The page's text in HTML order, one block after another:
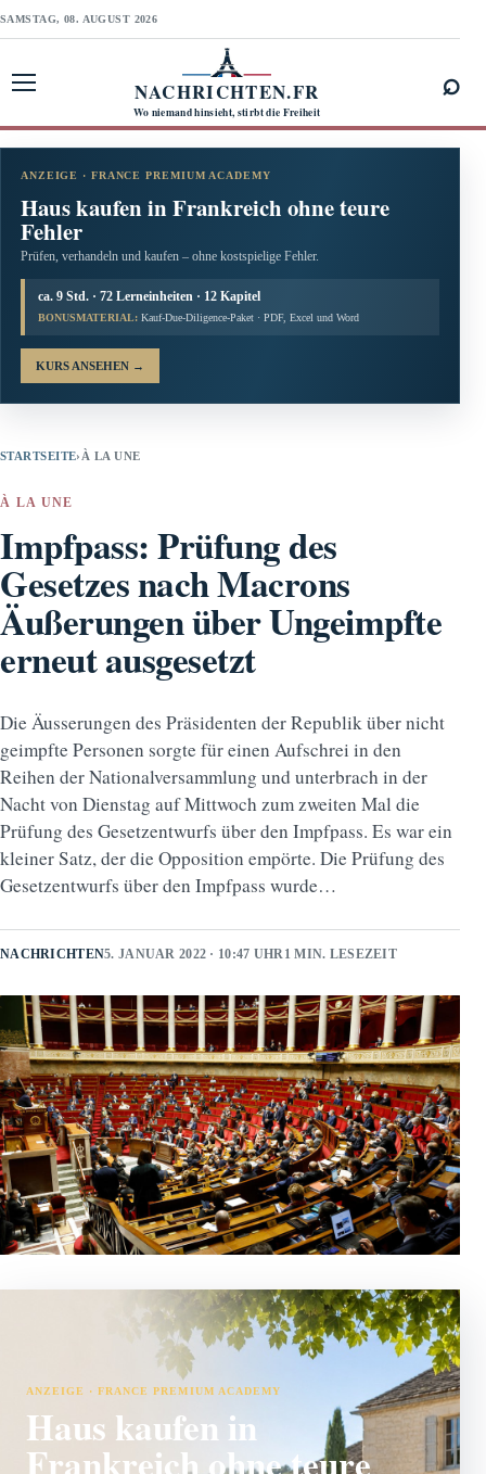
SAMSTAG, 08. AUGUST 2026
NACHRICHTEN.FR
Wo niemand hinsieht, stirbt die Freiheit
⌕
ANZEIGE · FRANCE PREMIUM ACADEMY
Haus kaufen in Frankreich ohne teure
Fehler
Prüfen, verhandeln und kaufen – ohne kostspielige Fehler.
ca. 9 Std. · 72 Lerneinheiten · 12 Kapitel
BONUSMATERIAL: Kauf-Due-Diligence-Paket · PDF, Excel und Word
KURS ANSEHEN →
STARTSEITE› À LA UNE
À LA UNE
Impfpass: Prüfung des
Gesetzes nach Macrons
Äußerungen über Ungeimpfte
erneut ausgesetzt
Die Äusserungen des Präsidenten der Republik über nicht
geimpfte Personen sorgte für einen Aufschrei in den
Reihen der Nationalversammlung und unterbrach in der
Nacht von Dienstag auf Mittwoch zum zweiten Mal die
Prüfung des Gesetzentwurfs über den Impfpass. Es war ein
kleiner Satz, der die Opposition empörte. Die Prüfung des
Gesetzentwurfs über den Impfpass wurde…
NACHRICHTEN5. JANUAR 2022 · 10:47 UHR 1 MIN. LESEZEIT
ANZEIGE · FRANCE PREMIUM ACADEMY
Haus kaufen in
Frankreich ohne teure